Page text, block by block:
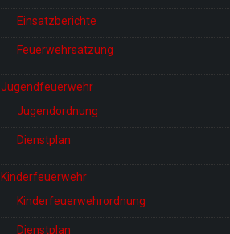
Einsatzberichte
Feuerwehrsatzung
Jugendfeuerwehr
Jugendordnung
Dienstplan
Kinderfeuerwehr
Kinderfeuerwehrordnung
Dienstplan